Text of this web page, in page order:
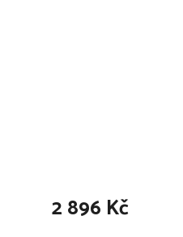
2 896 Kč